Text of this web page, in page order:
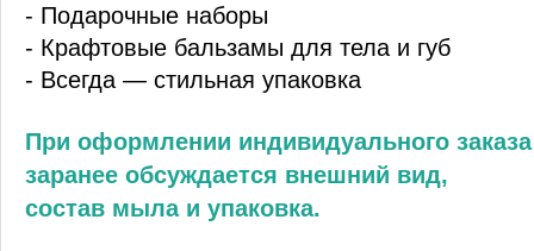
- Подарочные наборы
- Крафтовые бальзамы для тела и губ
- Всегда — стильная упаковка
При оформлении индивидуального заказа
заранее обсуждается внешний вид,
состав мыла и упаковка.